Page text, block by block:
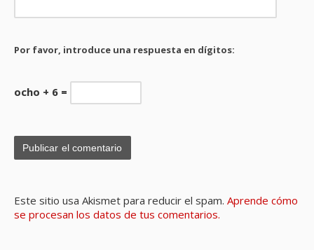
Por favor, introduce una respuesta en dígitos:
ocho + 6 =
Este sitio usa Akismet para reducir el spam. Aprende cómo
se procesan los datos de tus comentarios.